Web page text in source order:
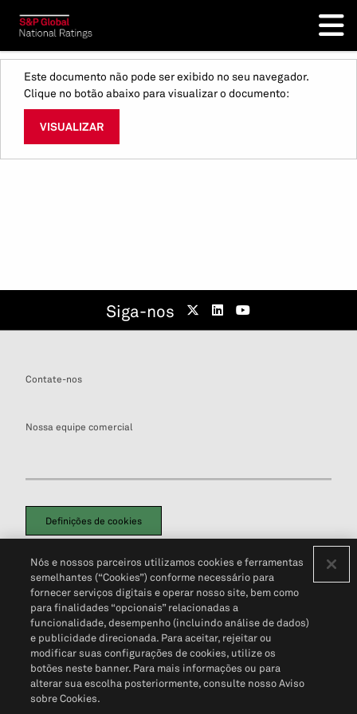
Este documento não pode ser exibido no seu navegador.
Clique no botão abaixo para visualizar o documento:
VISUALIZAR
Siga-nos
Contate-nos
Nossa equipe comercial
Definições de cookies
Política de PrivacidadePortal de privacidade do cliente (em inglês)
Não Venda Minhas Informações Pessoais© 2026 S&P Global
Nós e nossos parceiros utilizamos cookies e ferramentas
semelhantes (“Cookies”) conforme necessário para
fornecer serviços digitais e operar nosso site, bem como
para finalidades “opcionais” relacionadas a
funcionalidade, desempenho (incluindo análise de dados)
e publicidade direcionada. Para aceitar, rejeitar ou
modificar suas configurações de cookies, utilize os
botões neste banner. Para mais informações ou para
alterar sua escolha posteriormente, consulte nosso Aviso
sobre Cookies.